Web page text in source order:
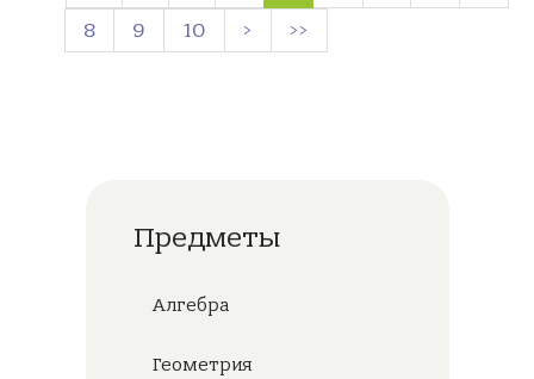
8
9 10 > >>
Предметы
Алгебра
Геометрия